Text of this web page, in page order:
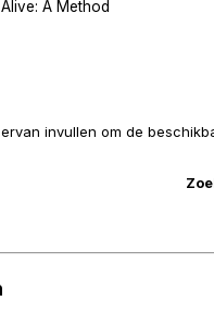
A Method
invullen om de